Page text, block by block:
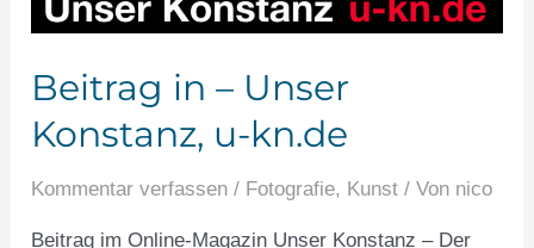
Beitrag in – Unser
Konstanz, u-kn.de
Kommentar verfassen / Fotografie, Kunst / Von nico
Beitrag im Online-Magazin Unser Konstanz – Der